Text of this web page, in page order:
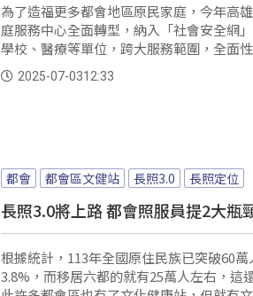
為了造福更多都會地區原民家庭，今年高
庭服務中心全面轉型，納入「社會安全網
學校、醫療等單位，跨大服務範圍，全面
的族人。
2025-07-0312:33
都會 都會區文健站 長照3.0 長照定位
長照3.0將上路 都會照服員提2大瓶
根據統計，113年全國原住民族已突破60
3.8%，而移居六都的就有25萬人左右，這